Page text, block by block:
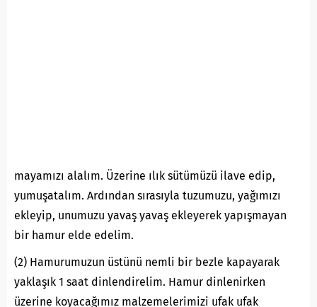
mayamızı alalım. Üzerine ılık sütümüzü ilave edip,
yumuşatalım. Ardından sırasıyla tuzumuzu, yağımızı
ekleyip, unumuzu yavaş yavaş ekleyerek yapışmayan
bir hamur elde edelim.
(2) Hamurumuzun üstünü nemli bir bezle kapayarak
yaklaşık 1 saat dinlendirelim. Hamur dinlenirken
üzerine koyacağımız malzemelerimizi ufak ufak